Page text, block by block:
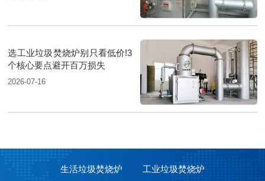
选工业垃圾焚烧炉别只看低价!3
个核心要点避开百万损失
2026-07-16
生活垃圾焚烧炉
工业垃圾焚烧炉